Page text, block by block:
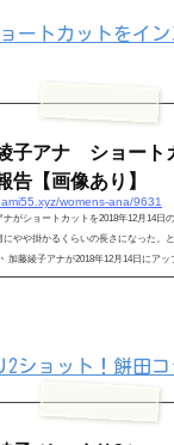
ートカットをイン
子アナ ショート
告【画像あり】
womens-ana/9631
ナがショートカットを2018年12月14日
にやや掛かるくらいの長さになった。
加藤綾子アナが2018年12月14日にア
れとこの加藤綾子アナのショートカ
ショット！餅田コ